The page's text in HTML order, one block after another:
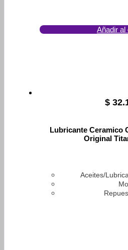
Añadir al
$
Lubricante Ceramico
Original
Aceites/